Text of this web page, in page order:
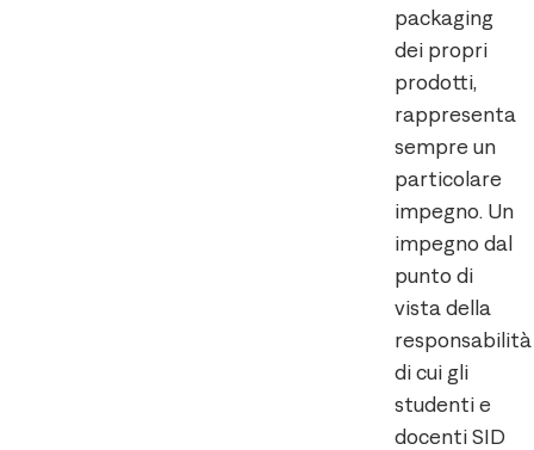
packaging
dei propri
prodotti,
rappresenta
sempre un
particolare
impegno. Un
impegno dal
punto di
vista della
responsabilità
di cui gli
studenti e
docenti SID